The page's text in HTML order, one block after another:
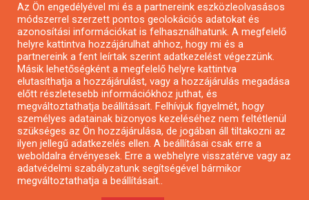
Pályázatok magánszemélyeknek
Pályázatok civil szervezeteknek
Pályázatok vállalkozásoknak
Önkormányzati pályázatok
Mezőgazdasági pályázatok
Falusi turizmus pályázatok
Napelem pályázatok
GINOP pályázatok
Az Ön engedélyével mi és a partnereink eszközleolvasásos
módszerrel szerzett pontos geolokációs adatokat és
azonosítási információkat is felhasználhatunk. A megfelelő
helyre kattintva hozzájárulhat ahhoz, hogy mi és a
partnereink a fent leírtak szerint adatkezelést végezzünk.
Másik lehetőségként a megfelelő helyre kattintva
elutasíthatja a hozzájárulást, vagy a hozzájárulás megadása
előtt részletesebb információkhoz juthat, és
megváltoztathatja beállításait. Felhívjuk figyelmét, hogy
személyes adatainak bizonyos kezeléséhez nem feltétlenül
szükséges az Ön hozzájárulása, de jogában áll tiltakozni az
ilyen jellegű adatkezelés ellen. A beállításai csak erre a
weboldalra érvényesek. Erre a webhelyre visszatérve vagy az
adatvédelmi szabályzatunk segítségével bármikor
megváltoztathatja a beállításait..